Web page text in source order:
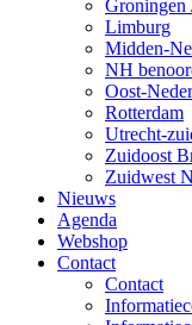
Groningen
Limburg
Midden-
NH
Oost-
Rotterdam
Utrecht-
Zuidoost
Zuidwest
Nieuws
Agenda
Webshop
Contact
Contact